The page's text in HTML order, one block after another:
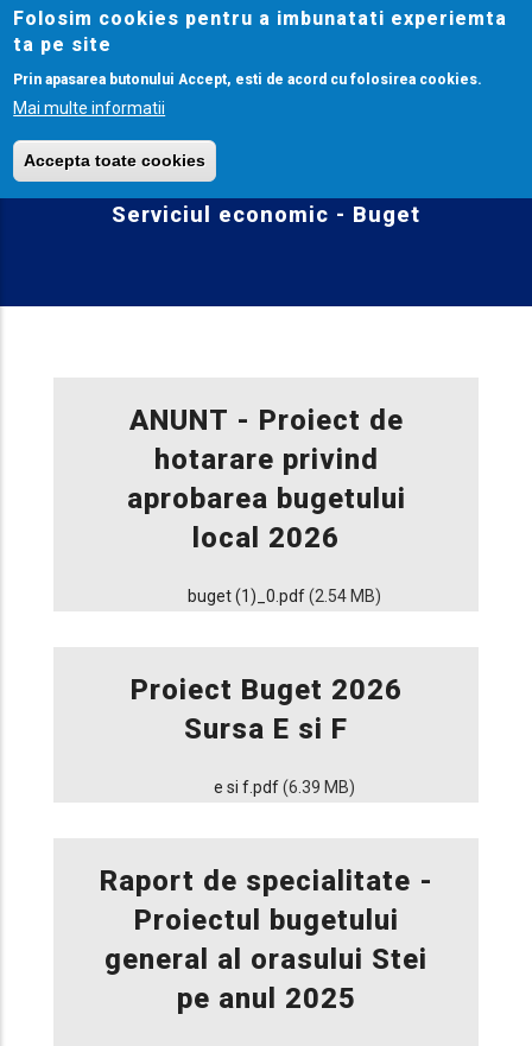
Folosim cookies pentru a imbunatati experiemta
ta pe site
Prin apasarea butonului Accept, esti de acord cu folosirea cookies.
Mai multe informatii
Accepta toate cookies
Mergi
conţinutul
principal
Serviciul economic - Buget
ANUNT - Proiect de
hotarare privind
aprobarea bugetului
local 2026
buget (1)_0.pdf (2.54 MB)
Proiect Buget 2026
Sursa E si F
e si f.pdf (6.39 MB)
Raport de specialitate -
Proiectul bugetului
general al orasului Stei
pe anul 2025